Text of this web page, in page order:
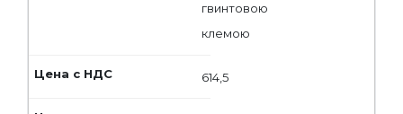
гвинтовою
клемою
614,5